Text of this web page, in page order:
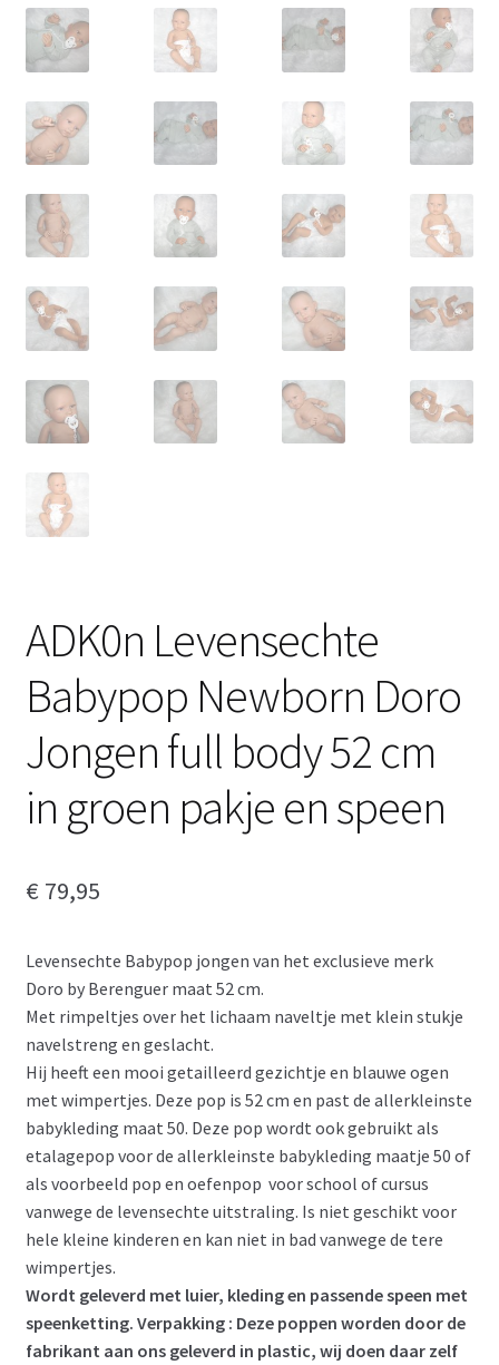
ADK0n Levensechte
Babypop Newborn Doro
Jongen full body 52 cm
in groen pakje en speen
€ 79,95
Levensechte Babypop jongen van het exclusieve merk
Doro by Berenguer maat 52 cm.
Met rimpeltjes over het lichaam naveltje met klein stukje
navelstreng en geslacht.
Hij heeft een mooi getailleerd gezichtje en blauwe ogen
met wimpertjes. Deze pop is 52 cm en past de allerkleinste
babykleding maat 50. Deze pop wordt ook gebruikt als
etalagepop voor de allerkleinste babykleding maatje 50 of
als voorbeeld pop en oefenpop voor school of cursus
vanwege de levensechte uitstraling. Is niet geschikt voor
hele kleine kinderen en kan niet in bad vanwege de tere
wimpertjes.
Wordt geleverd met luier, kleding en passende speen met
speenketting. Verpakking : Deze poppen worden door de
fabrikant aan ons geleverd in plastic, wij doen daar zelf